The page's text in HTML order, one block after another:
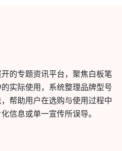
的专题资讯平台，聚焦白板笔
实际使用，系统整理品牌型号
帮助用户在选购与使用过程中
信息或单一宣传所误导。